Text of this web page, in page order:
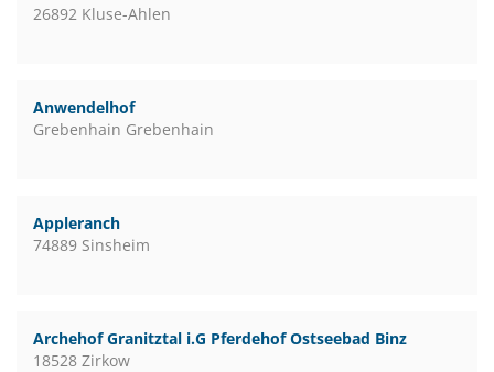
26892 Kluse-Ahlen
Anwendelhof
Grebenhain Grebenhain
Appleranch
74889 Sinsheim
Archehof Granitztal i.G Pferdehof Ostseebad Binz
18528 Zirkow